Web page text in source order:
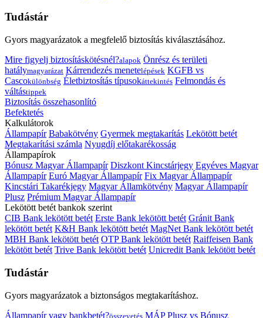
Tudástár
Gyors magyarázatok a megfelelő biztosítás kiválasztásához.
Mire figyelj biztosításkötésnél?alapok Önrész és területi
hatálymagyarázat Kárrendezés menetelépések KGFB vs
Cascokülönbség Életbiztosítás típusokáttekintés Felmondás és
váltástippek
Biztosítás összehasonlító
Befektetés
Kalkulátorok
Állampapír Babakötvény Gyermek megtakarítás Lekötött betét
Megtakarítási számla Nyugdíj előtakarékosság
Állampapírok
Bónusz Magyar Állampapír Diszkont Kincstárjegy Egyéves Magyar
Állampapír Euró Magyar Állampapír Fix Magyar Állampapír
Kincstári Takarékjegy Magyar Államkötvény Magyar Állampapír
Plusz Prémium Magyar Állampapír
Lekötött betét bankok szerint
CIB Bank lekötött betét Erste Bank lekötött betét Gránit Bank
lekötött betét K&H Bank lekötött betét MagNet Bank lekötött betét
MBH Bank lekötött betét OTP Bank lekötött betét Raiffeisen Bank
lekötött betét Trive Bank lekötött betét Unicredit Bank lekötött betét
Tudástár
Gyors magyarázatok a biztonságos megtakarításhoz.
Állampapír vagy bankbetét?összevetés MÁP Plusz vs Bónusz